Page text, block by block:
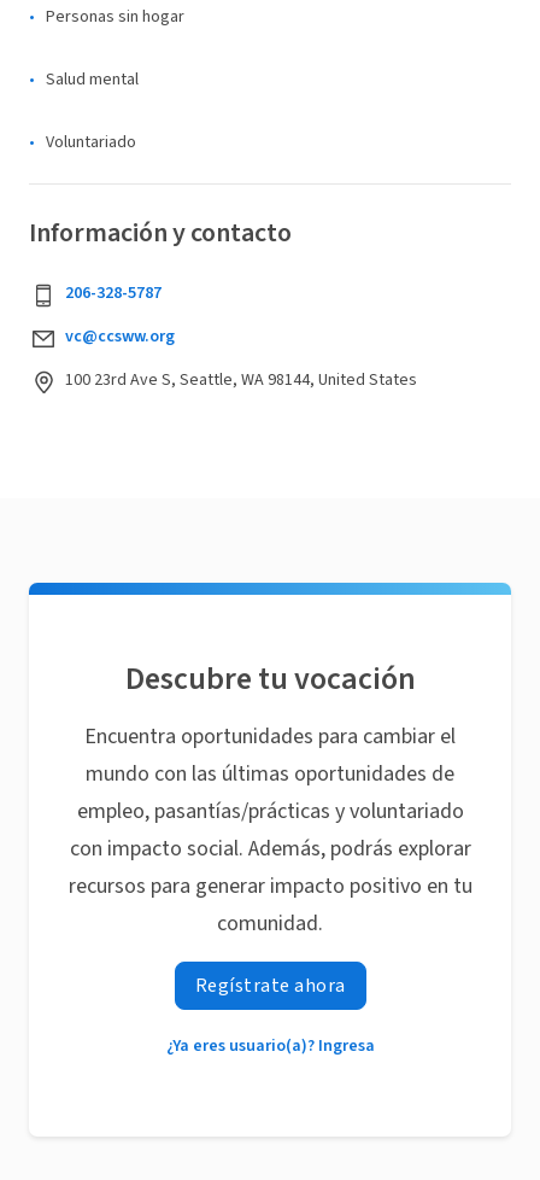
Personas sin hogar
Salud mental
Voluntariado
Información y contacto
206-328-5787
vc@ccsww.org
100 23rd Ave S, Seattle, WA 98144, United States
Descubre tu vocación
Encuentra oportunidades para cambiar el
mundo con las últimas oportunidades de
empleo, pasantías/prácticas y voluntariado
con impacto social. Además, podrás explorar
recursos para generar impacto positivo en tu
comunidad.
Regístrate ahora
¿Ya eres usuario(a)? Ingresa